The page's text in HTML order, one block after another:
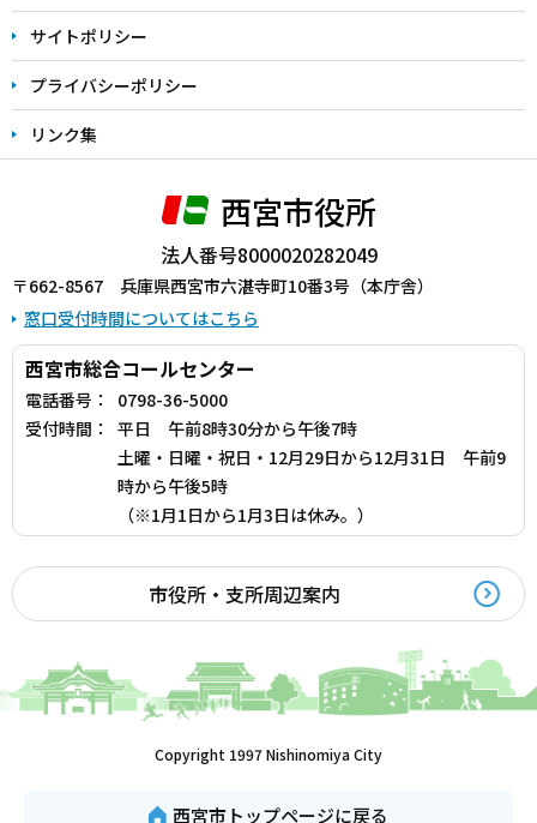
サイトポリシー
プライバシーポリシー
リンク集
西宮市役所
法人番号8000020282049
〒662-8567 兵庫県西宮市六湛寺町10番3号（本庁舎）
窓口受付時間についてはこちら
西宮市総合コールセンター
電話番号：
0798-36-5000
受付時間：
平日 午前8時30分から午後7時
土曜・日曜・祝日・12月29日から12月31日 午前9
時から午後5時
（※1月1日から1月3日は休み。）
市役所・支所周辺案内
Copyright 1997 Nishinomiya City
西宮市トップページに戻る